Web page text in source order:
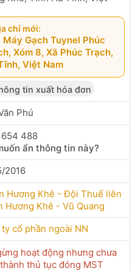
chỉ mới:
Máy Gạch Tuynel Phúc
Xóm 8, Xã Phúc Trạch,
Việt Nam
tin xuất hóa đơn
Phú
488
ẩn thông tin này?
2016
Hương Khê - Đội Thuế liên
Hương Khê - Vũ Quang
cổ phần ngoài NN
hoạt động nhưng chưa
thủ tục đóng MST